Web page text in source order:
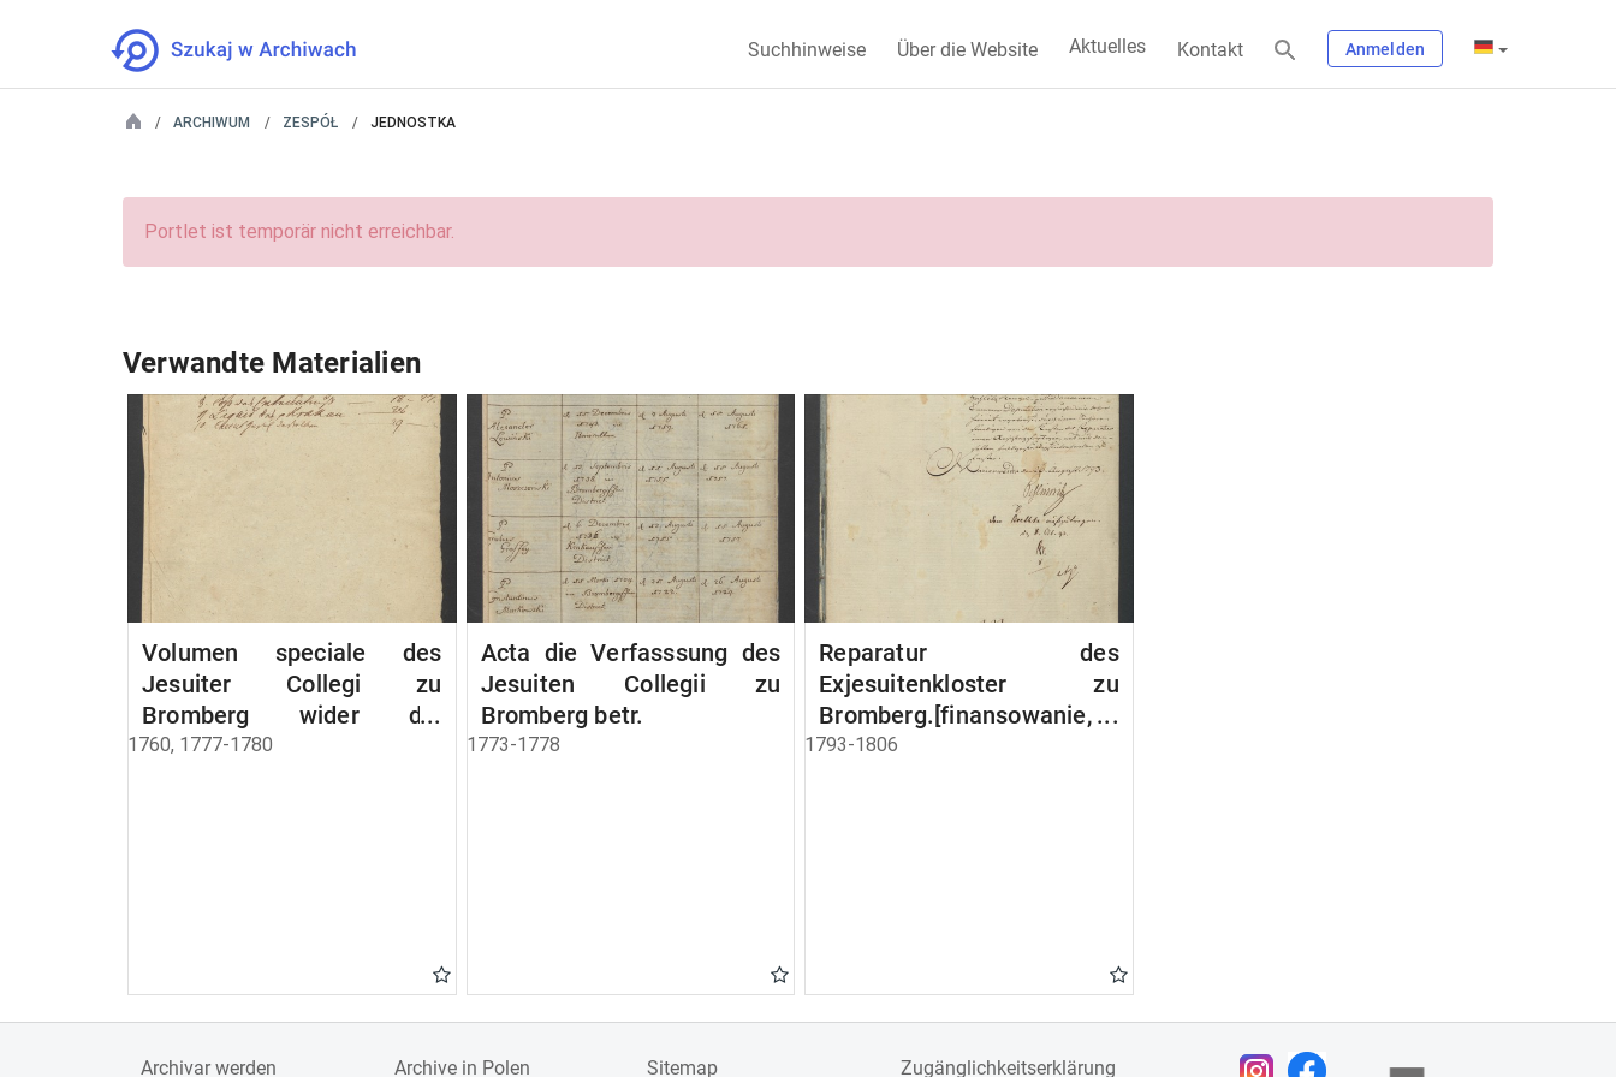
Suchhinweise Über die Website Aktuelles Kontakt Anmelden
ARCHIWUM ZESPÓŁ JEDNOSTKA
Portlet ist temporär nicht erreichbar.
Verwandte Materialien
Volumen speciale des
Jesuiter Collegi zu
Bromberg wider die
Synagoge zu Inowraclaw
1760, 1777-1780
Acta die Verfasssung des
Jesuiten Collegii zu
Bromberg betr.
1773-1778
Reparatur des
Exjesuitenkloster zu
Bromberg.[finansowanie,
realizacja]
1793-1806
Archivar werden Archive in Polen Sitemap Zugänglichkeitserklärung